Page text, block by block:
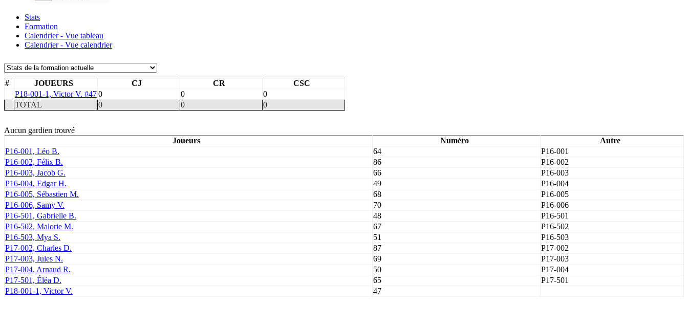
Stats
Formation
Calendrier - Vue tableau
Calendrier - Vue calendrier
# JOUEURS CJ CR
CSC
P18-001-1, Victor V. #470 0
0
TOTAL
0 0 0
Aucun gardien trouvé
Joueurs
Numéro
Autre
P16-001, Léo B.
64
P16-001
P16-002, Félix B.
86
P16-002
P16-003, Jacob G.
66
P16-003
P16-004, Edgar H.
49
P16-004
P16-005, Sébastien M.
68
P16-005
P16-006, Samy V.
70
P16-006
P16-501, Gabrielle B.
48
P16-501
P16-502, Malorie M.
67
P16-502
P16-503, Mya S.
51
P16-503
P17-002, Charles D.
87
P17-002
P17-003, Jules N.
69
P17-003
P17-004, Arnaud R.
50
P17-004
P17-501, Éléa D.
65
P17-501
P18-001-1, Victor V.
47